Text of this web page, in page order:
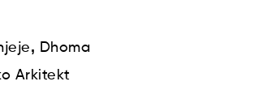
, Dhoma
Arkitekt